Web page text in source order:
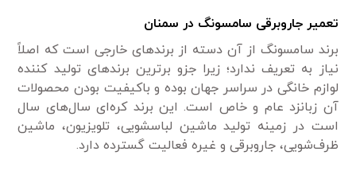
تعمیر جاروبرقی سامسونگ در سمنان
برند سامسونگ از آن دسته از برند‌های خارجی است که اصلاً
نیاز به تعریف ندارد؛ زیرا جزو برترین برند‌های تولید کننده
لوازم خانگی در سراسر جهان بوده و باکیفیت بودن محصولات
آن زبانزد عام و خاص است. این برند کره‌ای سال‌های سال
است در زمینه تولید ماشین لباسشویی، تلویزیون، ماشین
ظرف‌شویی، جاروبرقی و غیره فعالیت گسترده دارد.